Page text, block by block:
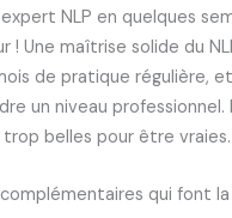
NLP en quelques
! Une maîtrise solide du
de pratique régulière,
un niveau
belles pour être vraies.
qui font